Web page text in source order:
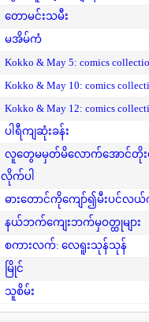
တောမင်းသမီး
မအိမ်ကံ
Kokko & May 5: comics
Kokko & May 10: comics
Kokko & May 12: comics
ပါရီကျဆုံးခန်း
လူတွေမမှတ်မိလောက်အောင်တိုး
လိုက်ပါ
ဓားတောင်ကိုကျော်၍မီးပင်လ
နယ်ဘက်ကျေးဘက်မှဝတ္ထုများ
စကားလက်: လေရူးသုန်သုန်
မြိုင်
သူစိမ်း